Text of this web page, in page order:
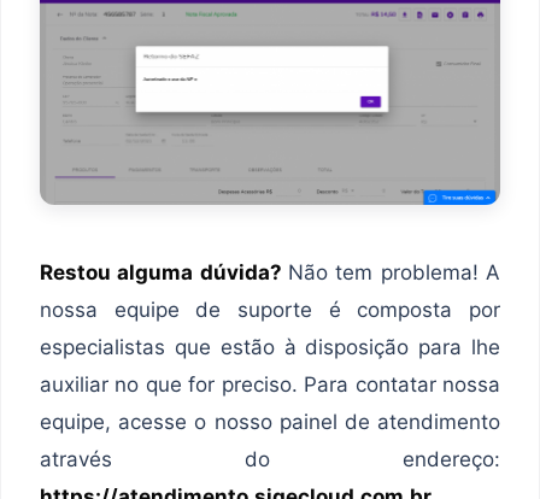
Restou alguma dúvida? Não tem problema! A
nossa equipe de suporte é composta por
especialistas que estão à disposição para lhe
auxiliar no que for preciso. Para contatar nossa
equipe, acesse o nosso painel de atendimento
através do endereço: